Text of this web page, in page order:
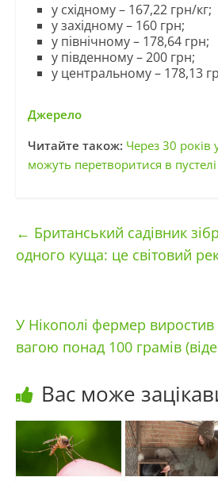
у східному – 167,22 грн/кг;
у західному – 160 грн;
у північному – 178,64 грн;
у південному – 200 грн;
у центральному – 178,13
Джерело
Читайте також: Через 30 років
можуть перетворитися в пустелі
← Британський садівник
одного куща: це світовий
У Нікополі фермер
вагою понад 100 грамів
Вас може